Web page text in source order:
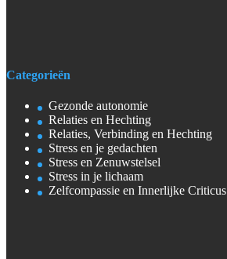
Categorieën
Gezonde autonomie
Relaties en Hechting
Relaties, Verbinding en Hechting
Stress en je gedachten
Stress en Zenuwstelsel
Stress in je lichaam
Zelfcompassie en Innerlijke Criticus